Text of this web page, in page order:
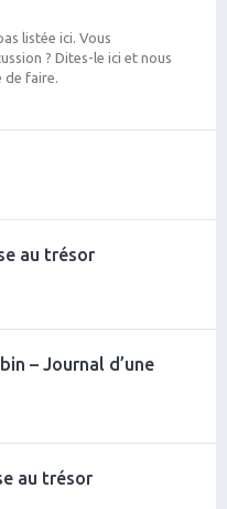
listée ici. Vous
? Dites-le ici et nous
de faire.
au trésor
– Journal d’une
au trésor